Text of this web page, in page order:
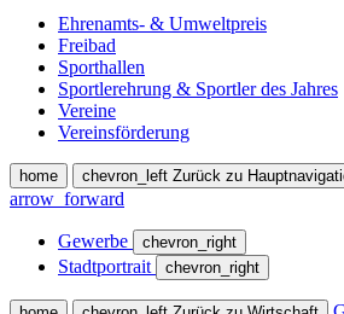
Ehrenamts- & Umweltpreis
Freibad
Sporthallen
Sportlerehrung & Sportler des Jahres
Vereine
Vereinsförderung
home chevron_left Zurück zu
arrow_forward
Gewerbe chevron_right
Stadtportrait chevron_right